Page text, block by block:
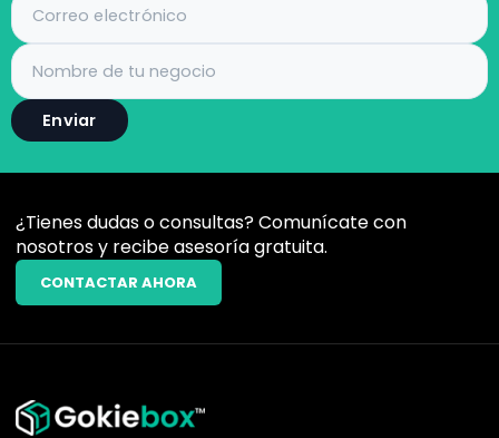
Enviar
¿Tienes dudas o consultas? Comunícate con
nosotros y recibe asesoría gratuita.
CONTACTAR AHORA